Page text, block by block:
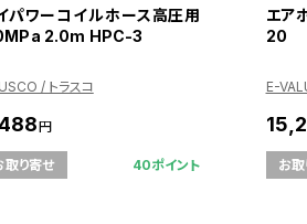
パワーコイルホース高圧用
2.0m HPC-3
/ トラスコ
円
取り寄せ 40ポイント
エア
20
E-
お取